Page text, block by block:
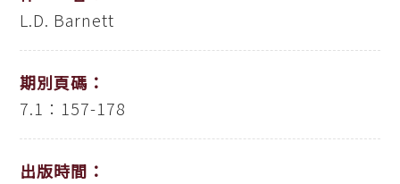
L.D. Barnett
期別頁碼：
7.1：157-178
出版時間：